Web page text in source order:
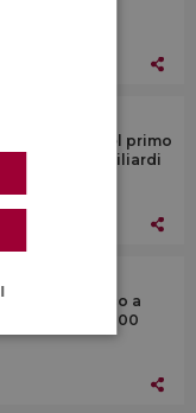
“in rosso” nel primo
valore a 7,4 miliardi
un ritocco a
8.800